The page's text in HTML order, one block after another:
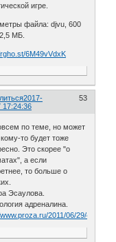
игре.
файла: djvu, 600
МБ.
6M49vVdxK
53
2017-
17:24:36
по теме, но может
то будет тоже
Это скорее "о
а если
то больше о
Эсаулова.
адреналина.
2011/06/29/451